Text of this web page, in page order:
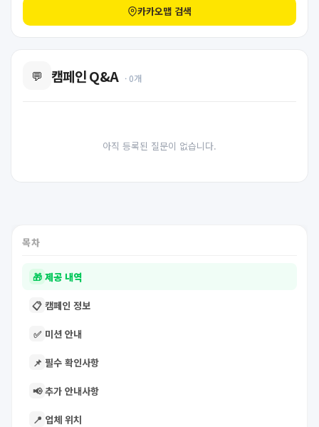
카카오맵 검색
💬 캠페인 Q&A · 0개
아직 등록된 질문이 없습니다.
목차
🎁 제공 내역
📋 캠페인 정보
✅ 미션 안내
📌 필수 확인사항
📢 추가 안내사항
📍 업체 위치